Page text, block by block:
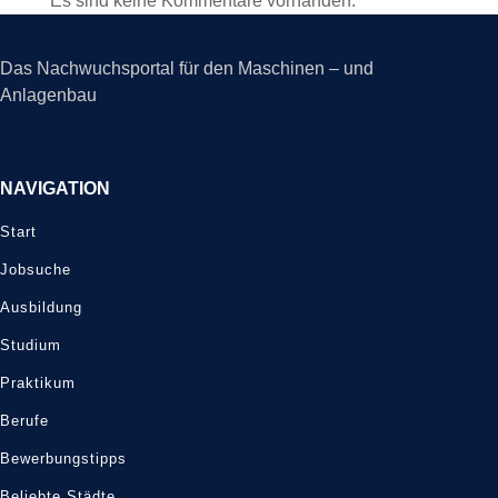
Das Nachwuchsportal für den Maschinen – und
Anlagenbau
NAVIGATION
Start
Jobsuche
Ausbildung
Studium
Praktikum
Berufe
Bewerbungstipps